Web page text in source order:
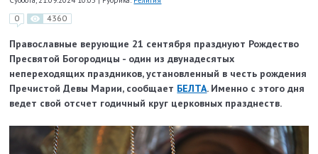
0 4360
Православные верующие 21 сентября празднуют Рождество
Пресвятой Богородицы - один из двунадесятых
непереходящих праздников, установленный в честь рождения
Пречистой Девы Марии, сообщает БЕЛТА. Именно с этого дня
ведет свой отсчет годичный круг церковных празднеств.